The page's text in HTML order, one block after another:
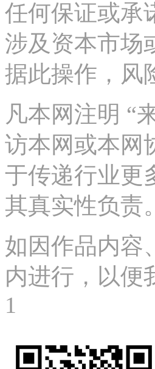
任何保证或承
涉及资本市场
据此操作，风
凡本网注明 “
访本网或本网
于传递行业更
其真实性负责。
如因作品内容
内进行，以便
1